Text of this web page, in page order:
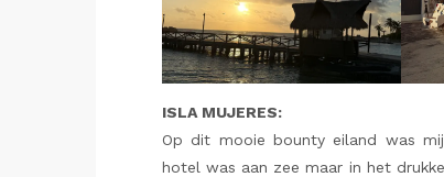
ISLA MUJERES:
Op dit mooie bounty eiland was
hotel was aan zee maar in het